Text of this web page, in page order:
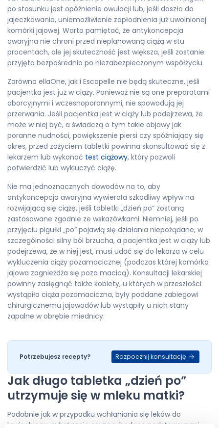
po stosunku jest opóźnienie owulacji lub, jeśli doszło do
jajeczkowania, uniemożliwienie zapłodnienia już uwolnionej
komórki jajowej. Warto pamiętać, że antykoncepcja
awaryjna nie chroni przed nieplanowaną ciążą w stu
procentach, ale jej skuteczność jest większa, jeśli zostanie
przyjęta bezpośrednio po niezabezpieczonym współżyciu.
Zarówno ellaOne, jak i Escapelle nie będą skuteczne, jeśli
pacjentka jest już w ciąży. Ponieważ nie są one preparatami
aborcyjnymi i wczesnoporonnymi, nie spowodują jej
przerwania. Jeśli pacjentka jest w ciąży lub podejrzewa, że
może w niej być, a świadczą o tym takie objawy jak
poranne nudności, powiększenie piersi czy spóźniający się
okres, przed zażyciem tabletki powinna skonsultować się z
lekarzem lub wykonać test ciążowy, który pozwoli
potwierdzić lub wykluczyć ciążę.
Nie ma jednoznacznych dowodów na to, aby
antykoncepcja awaryjna wywierała szkodliwy wpływ na
rozwijającą się ciążę, jeśli tabletki „dzień po” zostaną
zastosowane zgodnie ze wskazówkami. Niemniej, jeśli po
przyjęciu pigułki „po” pojawią się działania niepożądane, w
szczególności silny ból brzucha, a pacjentka jest w ciąży lub
podejrzewa, że w niej jest, musi udać się do lekarza w celu
wykluczenia ciąży pozamacicznej (podczas której komórka
jajowa zagnieżdża się poza macicą). Konsultacji lekarskiej
powinny zasięgnąć także kobiety, u których w przeszłości
wystąpiła ciąża pozamaciczna, były poddane zabiegowi
chirurgicznemu jajowodów lub wystąpiły u nich stany
zapalne w obrębie miednicy.
Potrzebujesz recepty? Rozpocznij konsultację
Jak długo tabletka „dzień po”
utrzymuje się w mleku matki?
Podobnie jak w przypadku wchłaniania się leków do
krwioobiegu, substancje czynne, będące podstawowymi